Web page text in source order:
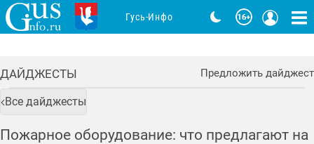
ДАЙДЖЕСТЫ Предложить дайджест
Все дайджесты
Пожарное оборудование: что предлагают на
Гусь-Инфо